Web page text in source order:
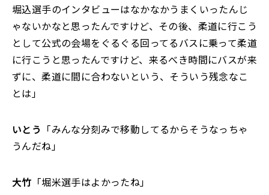
堀込選手のインタビューはなかなかうまくいったんじ
ゃないかなと思ったんですけど、その後、柔道に行こう
として公式の会場をぐるぐる回ってるバスに乗って柔道
に行こうと思ったんですけど、来るべき時間にバスが来
ずに、柔道に間に合わないという、そういう残念なこ
とは」
いとう 「みんな分刻みで移動してるからそうなっちゃ
うんだね」
大竹 「堀米選手はよかったね」